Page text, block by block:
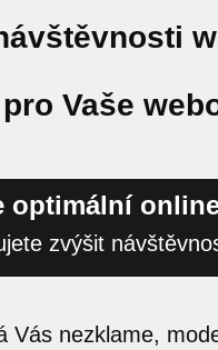
Vaše
optimální
zvýšit
Vás nezklame,